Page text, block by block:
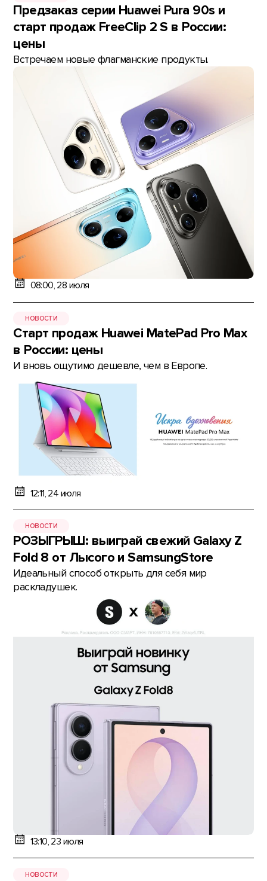
Предзаказ серии Huawei Pura 90s и
старт продаж FreeClip 2 S в России:
цены
Встречаем новые флагманские продукты.
08:00, 28 июля
НОВОСТИ
Старт продаж Huawei MatePad Pro Max
в России: цены
И вновь ощутимо дешевле, чем в Европе.
12:11, 24 июля
НОВОСТИ
РОЗЫГРЫШ: выиграй свежий Galaxy Z
Fold 8 от Лысого и SamsungStore
Идеальный способ открыть для себя мир
раскладушек.
13:10, 23 июля
НОВОСТИ